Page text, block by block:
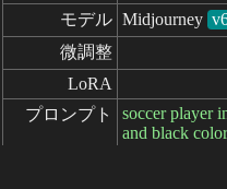
モデル Midjourney
微調整
LoRA
プロンプト
soccer player
and black